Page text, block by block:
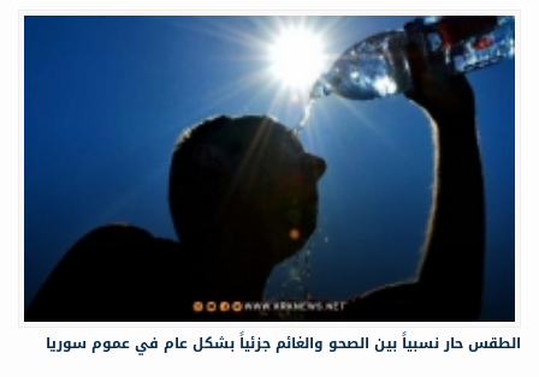
الطقس حار نسبياً بين الصحو والغائم جزئياً بشكل عام في عموم سوريا